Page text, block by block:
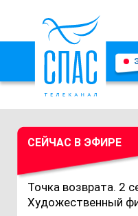
СЕЙЧАС В ЭФИРЕ
Точка возврата. 2
Художественный